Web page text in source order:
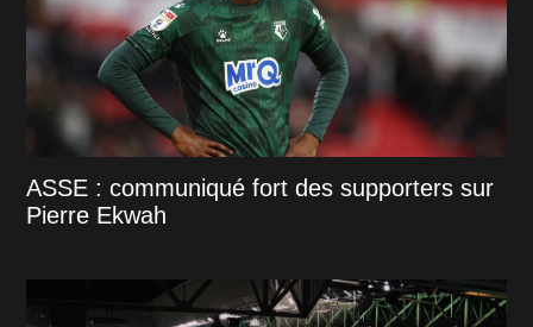
ASSE : communiqué fort des supporters sur
Pierre Ekwah